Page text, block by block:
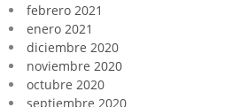
febrero 2021
enero 2021
diciembre 2020
noviembre 2020
octubre 2020
septiembre 2020